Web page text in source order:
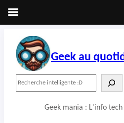
contenu
Geek au
Geek mania : L'info